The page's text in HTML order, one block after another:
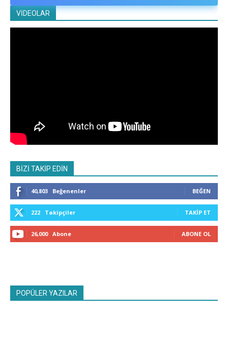
VİDEOLAR
BİZİ TAKİP EDİN
40,803 Beğenenler BEĞEN
222 Takipçiler TAKIP ET
26,000 Abone ABONE OL
POPÜLER YAZILAR